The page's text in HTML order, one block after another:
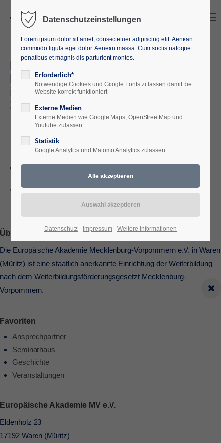
Dektatur und Demokratie:
Deutsche Geschichte und Politik
im 20. Jahrhundert 15.07. –
18.07.2024
2024-07-15
ORT: BERLIN
Programm Diktatur und Demokratie.pdf
Zurück
Datenschutzeinstellungen
Lorem ipsum dolor sit amet, consectetuer adipiscing elit. Aenean
commodo ligula eget dolor. Aenean massa. Cum sociis natoque
penatibus et magnis dis parturient montes.
Erforderlich*
Notwendige Cookies und Google Fonts zulassen damit die
Website korrekt funktioniert
Externe Medien
Externe Medien wie Google Maps, OpenStreetMap und
Youtube zulassen
Statistik
Google Analytics und Matomo Analytics zulassen
Datenschutz Impressum Weitere Informationen
Über uns
Die Europäische Akademie Mecklenburg-Vorpommern e.V. in Waren
(Müritz) ist eine staatlich anerkannte Einrichtung der Weiterbildung
nach dem Weiterbildungsförderungsgesetzt Mecklenburg-
Vorpommern.
Favoriten
Ansprechpartner
Seminarhaus
Geschichte
Veranstaltungen
Europäische Akademie MV e.V.
Eldenholz 23
17192 Waren (Müritz)